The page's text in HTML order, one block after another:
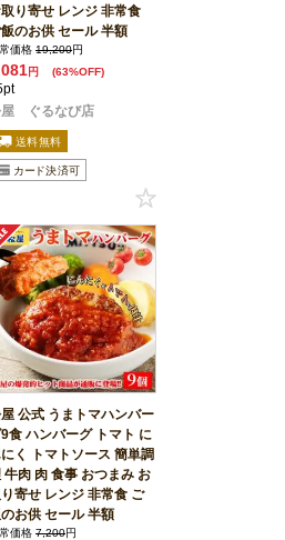
り寄せ レンジ 非常食
のお供 セール 半額
価格 19,200円
円 (63%OFF)
屋 ぐるなび店
公式 うまトマハンバー
食 ハンバーグ トマト に
く トマトソース 簡単調
牛肉 肉 食事 おつまみ お
寄せ レンジ 非常食 ご
お供 セール 半額
価格 7,200円